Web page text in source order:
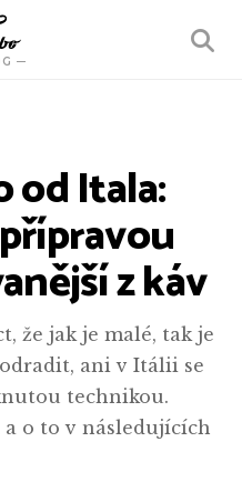
VYHLEDÁVÁNÍ
od Itala:
z káv
že jak je malé, tak je
ani v Itálii se
technikou.
o to v následujících